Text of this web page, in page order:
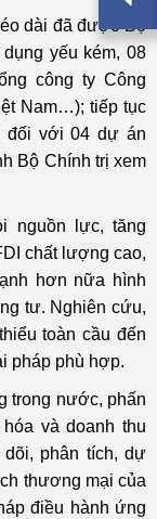
dài đã được Bộ
yếu kém, 08
công ty Công
Nam…); tiếp tục
đối với 04 dự án
Bộ Chính trị xem
nguồn lực, tăng
chất lượng cao,
hơn nữa hình
tư. Nghiên cứu,
toàn cầu đến
pháp phù hợp.
trong nước, phấn
và doanh thu
phân tích, dự
thương mại của
điều hành ứng